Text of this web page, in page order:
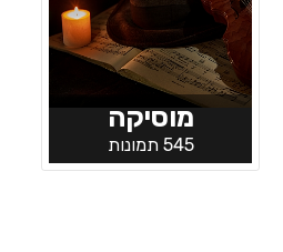
מוסיקה
545 תמונות